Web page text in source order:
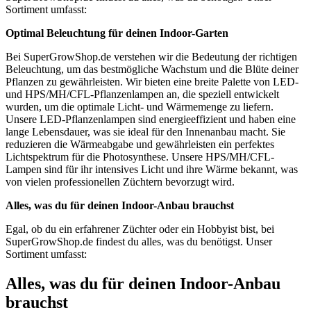
Sortiment umfasst:
Optimal Beleuchtung für deinen Indoor-Garten
Bei SuperGrowShop.de verstehen wir die Bedeutung der richtigen
Beleuchtung, um das bestmögliche Wachstum und die Blüte deiner
Pflanzen zu gewährleisten. Wir bieten eine breite Palette von LED-
und HPS/MH/CFL-Pflanzenlampen an, die speziell entwickelt
wurden, um die optimale Licht- und Wärmemenge zu liefern.
Unsere LED-Pflanzenlampen sind energieeffizient und haben eine
lange Lebensdauer, was sie ideal für den Innenanbau macht. Sie
reduzieren die Wärmeabgabe und gewährleisten ein perfektes
Lichtspektrum für die Photosynthese. Unsere HPS/MH/CFL-
Lampen sind für ihr intensives Licht und ihre Wärme bekannt, was
von vielen professionellen Züchtern bevorzugt wird.
Alles, was du für deinen Indoor-Anbau brauchst
Egal, ob du ein erfahrener Züchter oder ein Hobbyist bist, bei
SuperGrowShop.de findest du alles, was du benötigst. Unser
Sortiment umfasst:
Alles, was du für deinen Indoor-Anbau
brauchst